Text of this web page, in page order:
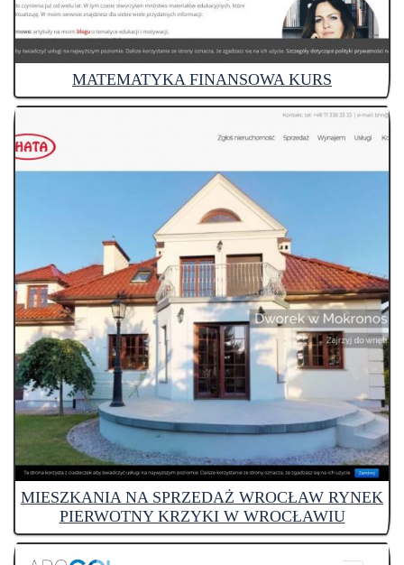
MATEMATYKA FINANSOWA KURS
MIESZKANIA NA SPRZEDAŻ WROCŁAW RYNEK
PIERWOTNY KRZYKI W WROCŁAWIU